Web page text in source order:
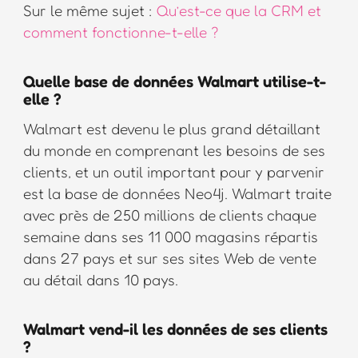
Sur le même sujet : Qu’est-ce que la CRM et
comment fonctionne-t-elle ?
Quelle base de données Walmart utilise-t-
elle ?
Walmart est devenu le plus grand détaillant
du monde en comprenant les besoins de ses
clients, et un outil important pour y parvenir
est la base de données Neo4j. Walmart traite
avec près de 250 millions de clients chaque
semaine dans ses 11 000 magasins répartis
dans 27 pays et sur ses sites Web de vente
au détail dans 10 pays.
Walmart vend-il les données de ses clients
?